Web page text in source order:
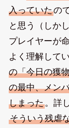
入っていたの
と思う（しか
プレイヤーが
よく理解して
の「今日の獲
の最中、メン
しまった。詳
そういう残虐